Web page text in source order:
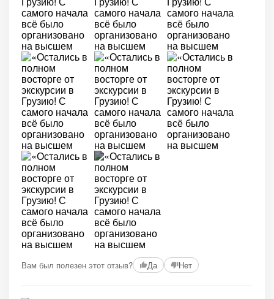
Вам был полезен этот отзыв? Да Нет